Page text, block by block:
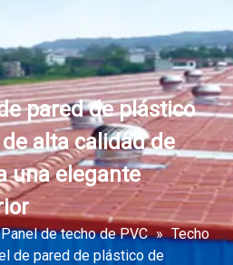
pared de plástico
alta calidad de
una elegante
Panel de techo de PVC » Techo
de pared de plástico de